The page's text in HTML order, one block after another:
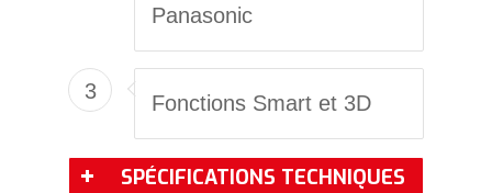
Panasonic
3 Fonctions Smart et 3D
SPÉCIFICATIONS TECHNIQUES